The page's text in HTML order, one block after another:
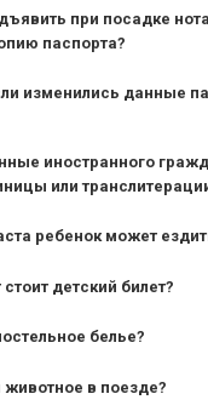
при посадке
паспорта?
изменились данные
иностранного
или
ребенок может
следования —
поездов — от 7 лет.
детский билет?
белье?
животное в поезде?